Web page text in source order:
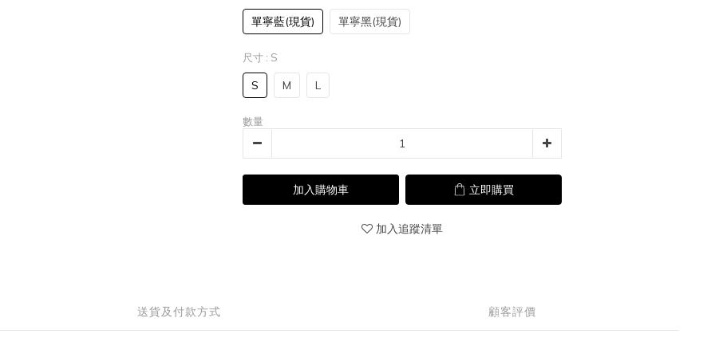
單寧藍(現貨) 單寧黑(現貨)
尺寸 : S
S M L
數量
加入購物車 立即購買
加入追蹤清單
送貨及付款方式 顧客評價